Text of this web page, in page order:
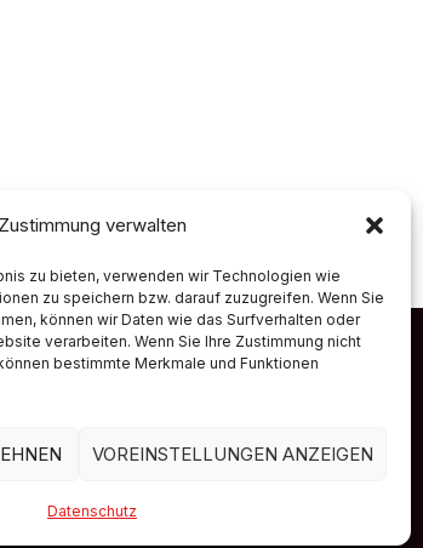
Zustimmung verwalten
zu bieten, verwenden wir Technologien wie
zu speichern bzw. darauf zuzugreifen. Wenn Sie
können wir Daten wie das Surfverhalten oder
verarbeiten. Wenn Sie Ihre Zustimmung nicht
bestimmte Merkmale und Funktionen
VOREINSTELLUNGEN ANZEIGEN
Datenschutz